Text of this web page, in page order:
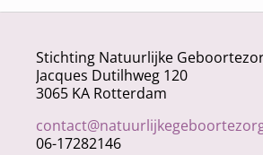
Stichting Natuurlijke
Jacques Dutilhweg 120
3065 KA Rotterdam
06-17282146